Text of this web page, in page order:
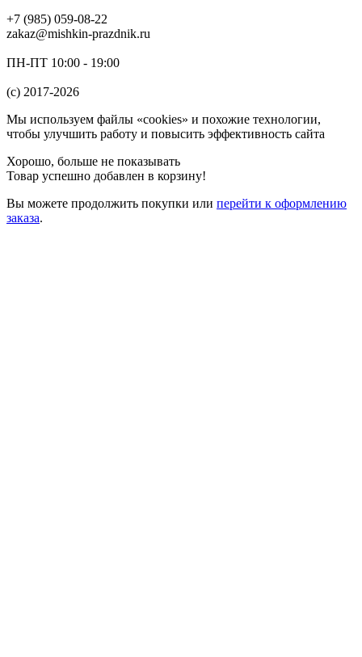
+7 (985) 059-08-22
zakaz@mishkin-prazdnik.ru
ПН-ПТ 10:00 - 19:00
(c) 2017-2026
Мы используем файлы «cookies» и похожие технологии,
чтобы улучшить работу и повысить эффективность сайта
Хорошо, больше не показывать
Товар успешно добавлен в корзину!
Вы можете продолжить покупки или перейти к оформлению
заказа.